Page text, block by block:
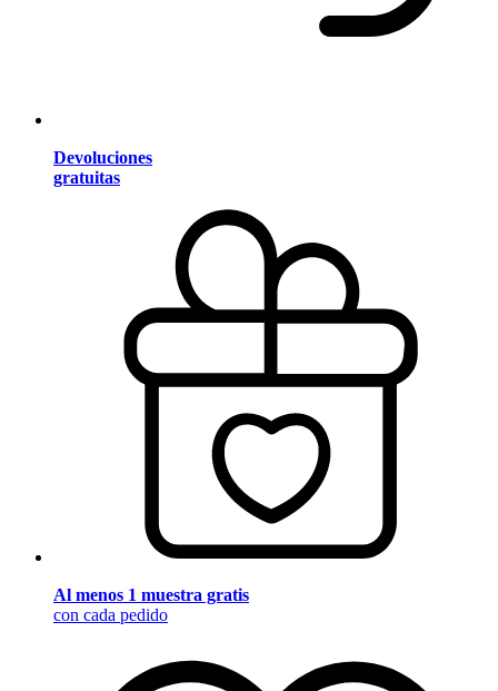
Devoluciones
gratuitas
Al menos 1 muestra gratis
con cada pedido